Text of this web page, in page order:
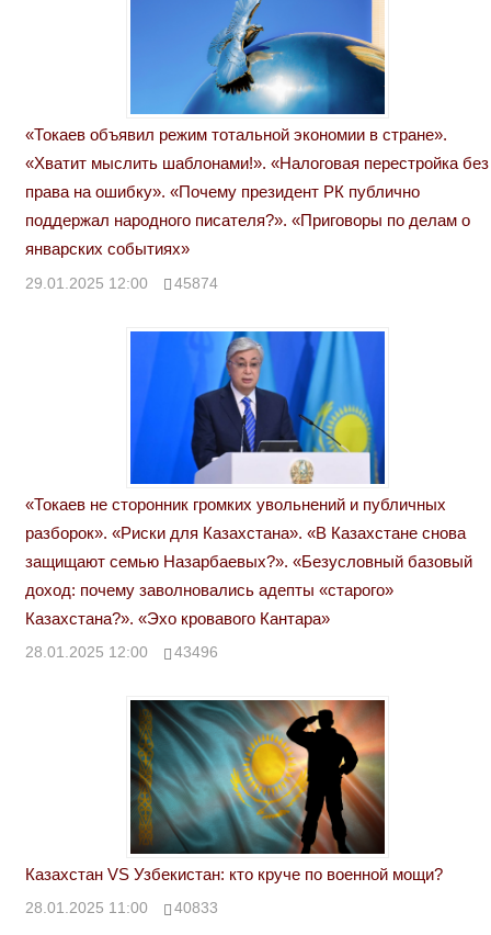
«Токаев объявил режим тотальной экономии в стране».
«Хватит мыслить шаблонами!». «Налоговая перестройка без
права на ошибку». «Почему президент РК публично
поддержал народного писателя?». «Приговоры по делам о
январских событиях»
29.01.2025 12:00 45874
«Токаев не сторонник громких увольнений и публичных
разборок». «Риски для Казахстана». «В Казахстане снова
защищают семью Назарбаевых?». «Безусловный базовый
доход: почему заволновались адепты «старого»
Казахстана?». «Эхо кровавого Кантара»
28.01.2025 12:00 43496
Казахстан VS Узбекистан: кто круче по военной мощи?
28.01.2025 11:00 40833